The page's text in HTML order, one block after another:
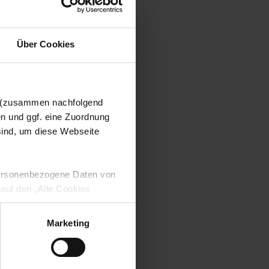
Über Cookies
nachfolgend
und ggf. eine Zuordnung
um diese Webseite
Daten von
den „Alle Cookies
Verarbeitung Ihrer
Art. 6 Abs. 1 lit. a DSGVO
Ihre etwaig erteilten
Marketing